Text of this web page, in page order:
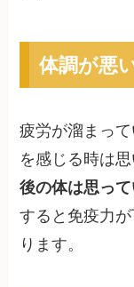
体調が悪
疲労が溜まっ
を感じる時は
後の体は思っ
すると免疫力
ります。